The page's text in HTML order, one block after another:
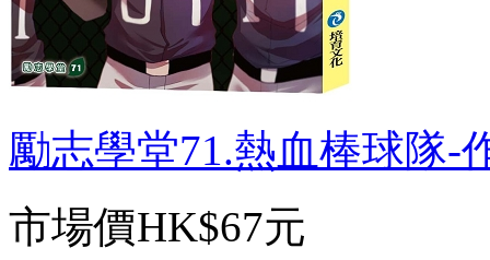
勵志學堂71.熱血棒球隊-
市場價HK$67元